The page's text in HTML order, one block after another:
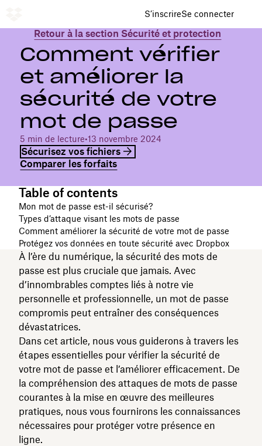
S’inscrireSe connecter
Retour à la section Sécurité et protection
Comment vérifier
et améliorer la
sécurité de votre
mot de passe
5 min de lecture•13 novembre 2024
Sécurisez vos fichiers
Comparer les forfaits
Table of contents
Mon mot de passe est-il sécurisé?
Types d’attaque visant les mots de passe
Comment améliorer la sécurité de votre mot de passe
Protégez vos données en toute sécurité avec Dropbox
À l’ère du numérique, la sécurité des mots de
passe est plus cruciale que jamais. Avec
d’innombrables comptes liés à notre vie
personnelle et professionnelle, un mot de passe
compromis peut entraîner des conséquences
dévastatrices.
Dans cet article, nous vous guiderons à travers les
étapes essentielles pour vérifier la sécurité de
votre mot de passe et l’améliorer efficacement. De
la compréhension des attaques de mots de passe
courantes à la mise en œuvre des meilleures
pratiques, nous vous fournirons les connaissances
nécessaires pour protéger votre présence en
ligne.